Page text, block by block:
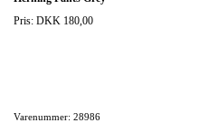
Pris: DKK 180,00
Varenummer: 28986